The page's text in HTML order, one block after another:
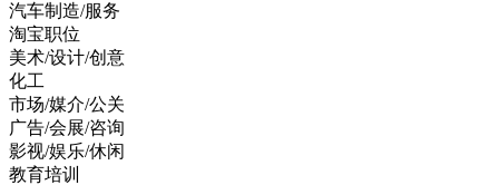
汽车制造/服务
淘宝职位
美术/设计/创意
化工
市场/媒介/公关
广告/会展/咨询
影视/娱乐/休闲
教育培训